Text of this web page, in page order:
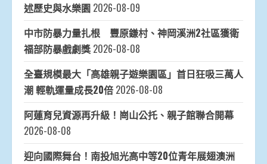
述歷史與水樂園 2026-08-09
中市防暴力量扎根 豐原鎌村、神岡溪洲2社區獲衛
福部防暴戲劇獎 2026-08-08
全臺規模最大「高雄親子遊樂園區」首日狂吸三萬人
潮 輕軌運量成長20倍 2026-08-08
阿蓮育兒資源再升級！崗山公托、親子館聯合開幕
2026-08-08
迎向國際舞台！南投旭光高中等20位青年展翅澳洲